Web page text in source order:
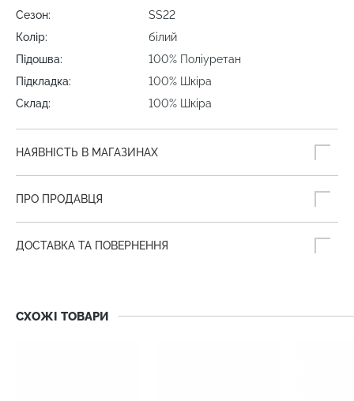
Сезон:
SS22
Колір:
білий
Підошва:
100% Поліуретан
Підкладка:
100% Шкіра
Склад:
100% Шкіра
НАЯВНІСТЬ В МАГАЗИНАХ
ПРО ПРОДАВЦЯ
ДОСТАВКА ТА ПОВЕРНЕННЯ
СХОЖІ ТОВАРИ